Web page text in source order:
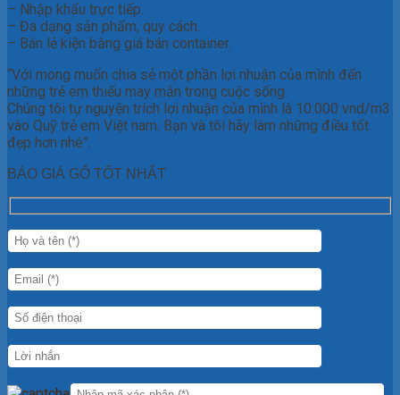
– Nhập khẩu trực tiếp.
– Đa dạng sản phẩm, quy cách.
– Bán lẻ kiện bằng giá bán container.
“Với mong muốn chia sẻ một phần lợi nhuận của mình đến
những trẻ em thiếu may mắn trong cuộc sống.
Chúng tôi tự nguyện trích lợi nhuận của mình là 10.000 vnd/m3
vào Quỹ trẻ em Việt nam. Bạn và tôi hãy làm những điều tốt
đẹp hơn nhé”.
BÁO GIÁ GỖ TỐT NHẤT